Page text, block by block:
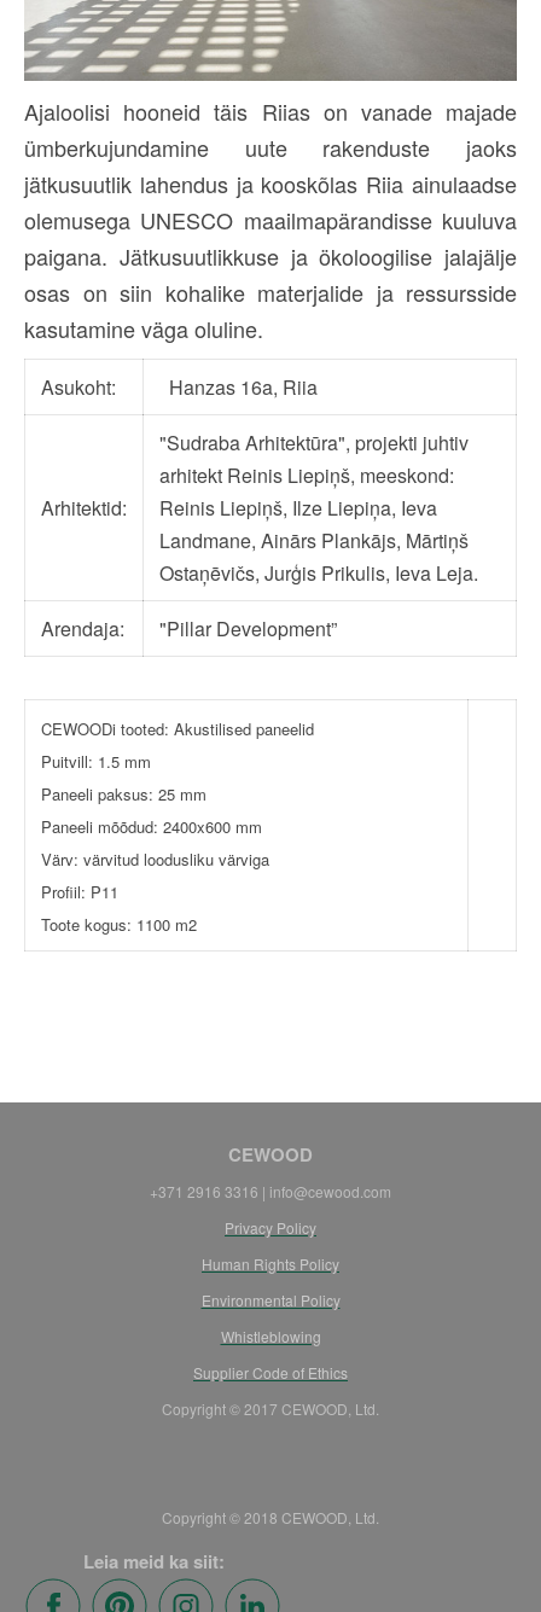
Ajaloolisi hooneid täis Riias on vanade majade
ümberkujundamine uute rakenduste jaoks
jätkusuutlik lahendus ja kooskõlas Riia ainulaadse
olemusega UNESCO maailmapärandisse kuuluva
paigana. Jätkusuutlikkuse ja ökoloogilise jalajälje
osas on siin kohalike materjalide ja ressursside
kasutamine väga oluline.
Asukoht: Hanzas 16a, Riia
Arhitektid:
"Sudraba Arhitektūra", projekti juhtiv
arhitekt Reinis Liepiņš, meeskond:
Reinis Liepiņš, Ilze Liepiņa, Ieva
Landmane, Ainārs Plankājs, Mārtiņš
Ostaņēvičs, Jurģis Prikulis, Ieva Leja.
Arendaja:
"Pillar Development”
CEWOODi tooted: Akustilised paneelid
Puitvill: 1.5 mm
Paneeli paksus: 25 mm
Paneeli mõõdud: 2400x600 mm
Värv: värvitud loodusliku värviga
Profiil: P11
Toote kogus: 1100 m2
CEWOOD
+371 2916 3316 | info@cewood.com
Privacy Policy
Human Rights Policy
Environmental Policy
Whistleblowing
Supplier Code of Ethics
Copyright © 2017 CEWOOD, Ltd.
Copyright © 2018 CEWOOD, Ltd.
Leia meid ka siit: